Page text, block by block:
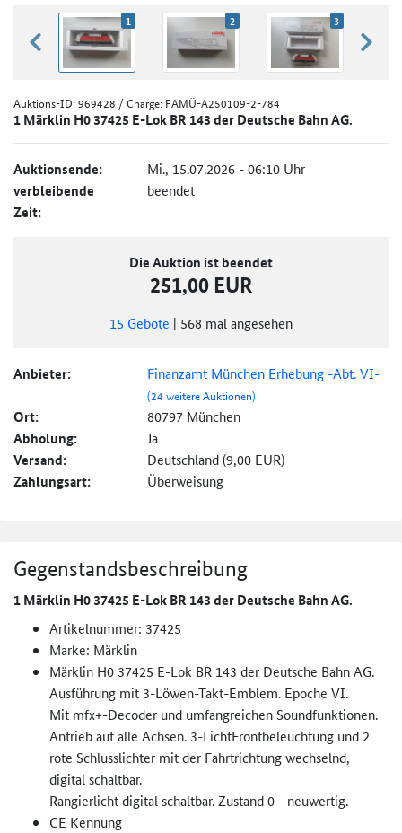
zurück blättern
1 2 3
Auktions-ID:969428 / Charge: FAMÜ-A250109-2-784
1 Märklin H0 37425 E-Lok BR 143 der Deutsche Bahn AG.
Auktionsende: Mi., 15.07.2026 - 06:10 Uhr
verbleibende
Zeit:
beendet
Die Auktion ist beendet
251,00 EUR
15 Gebote | 568 mal angesehen
Anbieter: Finanzamt München Erhebung -Abt. VI-
(24 weitere Auktionen)
Ort: 80797 München
Abholung: Ja
Versand: Deutschland (9,00 EUR)
Zahlungsart: Überweisung
Gegenstandsbeschreibung
1 Märklin H0 37425 E-Lok BR 143 der Deutsche Bahn AG.
Artikelnummer: 37425
Marke: Märklin
Märklin H0 37425 E-Lok BR 143 der Deutsche Bahn AG.
Ausführung mit 3-Löwen-Takt-Emblem. Epoche VI.
Mit mfx+-Decoder und umfangreichen Soundfunktionen.
Antrieb auf alle Achsen. 3-LichtFrontbeleuchtung und 2
rote Schlusslichter mit der Fahrtrichtung wechselnd,
digital schaltbar.
Rangierlicht digital schaltbar. Zustand 0 - neuwertig.
CE Kennung